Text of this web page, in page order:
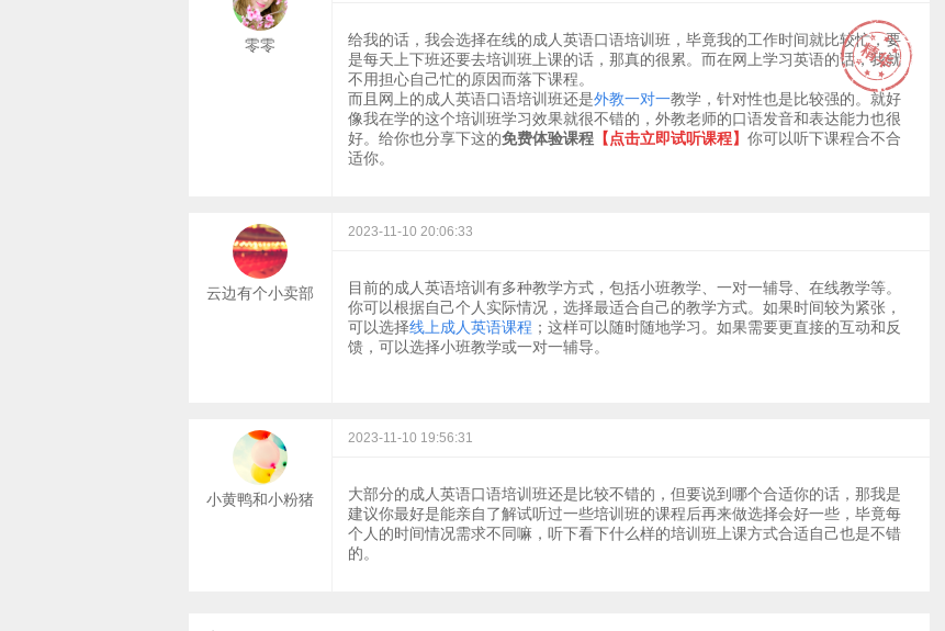
零零
给我的话，我会选择在线的成人英语口语培训班，毕竟我的工作时间就比较忙，要
是每天上下班还要去培训班上课的话，那真的很累。而在网上学习英语的话，我就
不用担心自己忙的原因而落下课程。
而且网上的成人英语口语培训班还是外教一对一教学，针对性也是比较强的。就好
像我在学的这个培训班学习效果就很不错的，外教老师的口语发音和表达能力也很
好。给你也分享下这的免费体验课程 【 点击立即试听课程】 你可以听下课程合不合
适你。
云边有个小卖部
2023-11-10 20:06:33
目前的成人英语培训有多种教学方式，包括小班教学、一对一辅导、在线教学等。
你可以根据自己个人实际情况，选择最适合自己的教学方式。如果时间较为紧张，
可以选择线上成人英语课程 ；这样可以随时随地学习。如果需要更直接的互动和反
馈，可以选择小班教学或一对一辅导。
小黄鸭和小粉猪
2023-11-10 19:56:31
大部分的成人英语口语培训班还是比较不错的，但要说到哪个合适你的话，那我是
建议你最好是能亲自了解试听过一些培训班的课程后再来做选择会好一些，毕竟每
个人的时间情况需求不同嘛，听下看下什么样的培训班上课方式合适自己也是不错
的。